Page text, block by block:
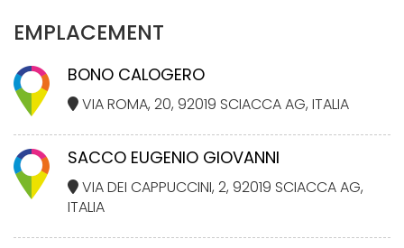
EMPLACEMENT
BONO CALOGERO
VIA ROMA, 20, 92019 SCIACCA AG, ITALIA
SACCO EUGENIO GIOVANNI
VIA DEI CAPPUCCINI, 2, 92019 SCIACCA AG,
ITALIA